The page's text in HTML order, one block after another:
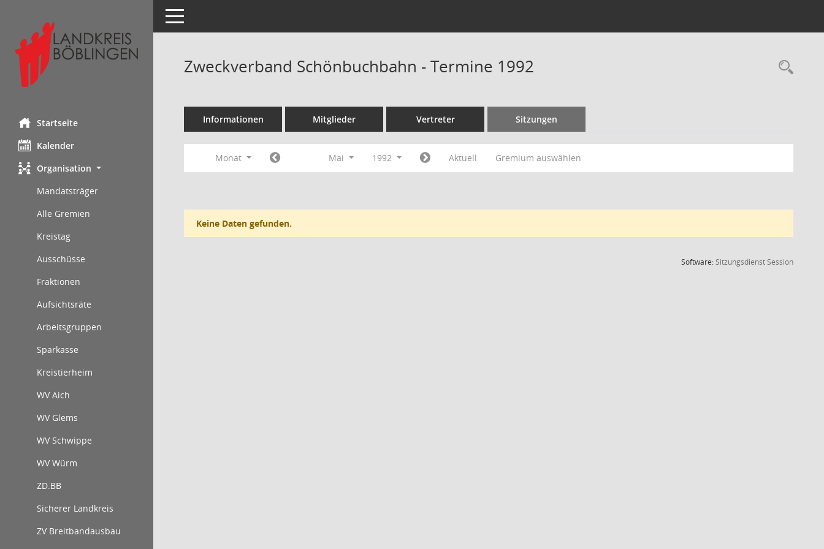
Startseite
Kalender
Organisation
Mandatsträger
Alle Gremien
Kreistag
Ausschüsse
Fraktionen
Aufsichtsräte
Arbeitsgruppen
Sparkasse
Kreistierheim
WV Aich
WV Glems
WV Schwippe
WV Würm
ZD.BB
Sicherer Landkreis
ZV Breitbandausbau
Toggle navigation
Zweckverband Schönbuchbahn - Termine 1992
Informationen Mitglieder Vertreter Sitzungen
Monat Mai 1992 Aktuell Gremium auswählen
Keine Daten gefunden.
Software:SitzungsdienstSession(Wird in